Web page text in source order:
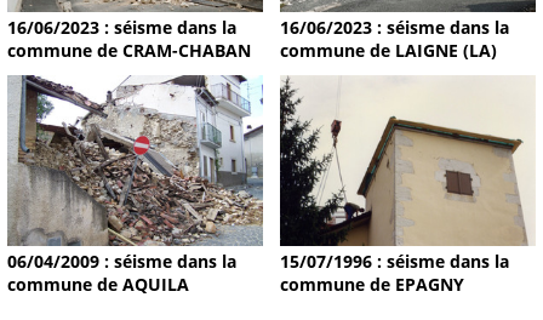
16/06/2023 : séisme dans la
commune de CRAM-CHABAN
16/06/2023 : séisme dans la
commune de LAIGNE (LA)
06/04/2009 : séisme dans la
commune de AQUILA
15/07/1996 : séisme dans la
commune de EPAGNY